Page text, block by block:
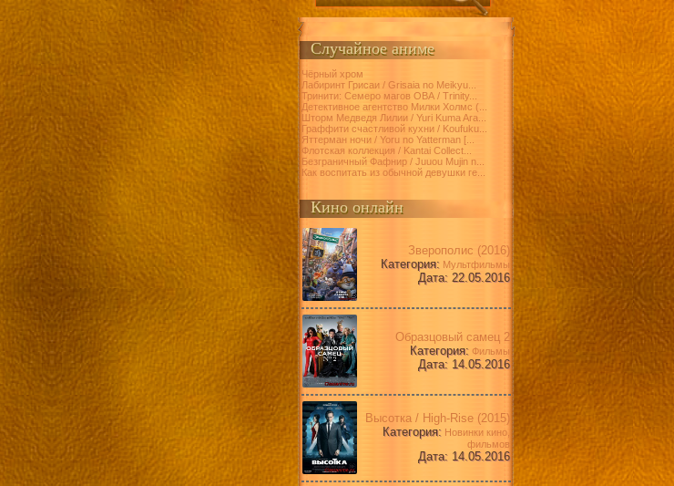
Случайное аниме
Чёрный хром
Лабиринт Грисаи / Grisaia no Meikyu...
Тринити: Семеро магов ОВА / Trinity...
Детективное агентство Милки Холмс (...
Шторм Медведя Лилии / Yuri Kuma Ara...
Граффити счастливой кухни / Koufuku...
Яттерман ночи / Yoru no Yatterman [...
Флотская коллекция / Kantai Collect...
Безграничный Фафнир / Juuou Mujin n...
Как воспитать из обычной девушки ге...
Кино онлайн
Зверополис (2016)
Категория: Мультфильмы
Дата: 22.05.2016
Образцовый самец 2
Категория: Фильмы
Дата: 14.05.2016
Высотка / High-Rise (2015)
Категория: Новинки кино,
фильмов
Дата: 14.05.2016